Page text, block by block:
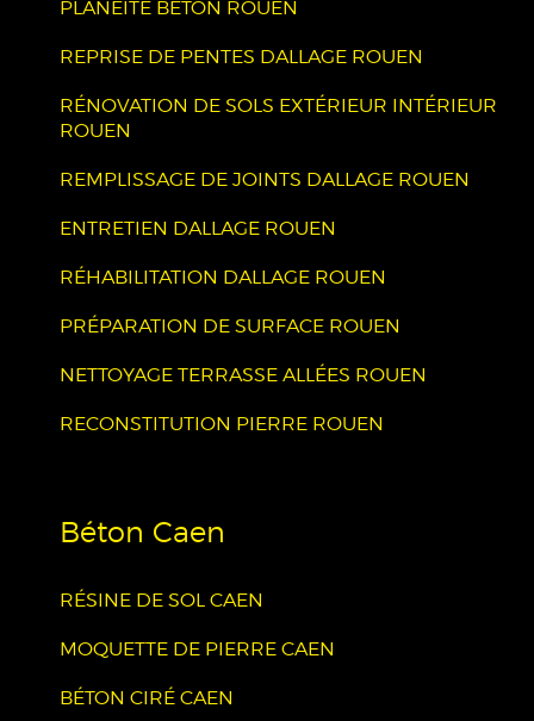
PLANÉITÉ BÉTON ROUEN
REPRISE DE PENTES DALLAGE ROUEN
RÉNOVATION DE SOLS EXTÉRIEUR INTÉRIEUR
ROUEN
REMPLISSAGE DE JOINTS DALLAGE ROUEN
ENTRETIEN DALLAGE ROUEN
RÉHABILITATION DALLAGE ROUEN
PRÉPARATION DE SURFACE ROUEN
NETTOYAGE TERRASSE ALLÉES ROUEN
RECONSTITUTION PIERRE ROUEN
Béton Caen
RÉSINE DE SOL CAEN
MOQUETTE DE PIERRE CAEN
BÉTON CIRÉ CAEN